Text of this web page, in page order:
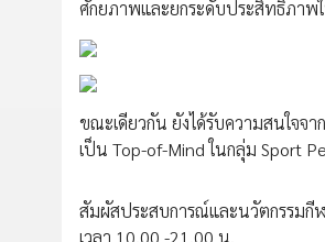
ศักยภาพและยกระดับประสิทธิภาพใ
ขณะเดียวกัน ยังได้รับความสนใจจ
เป็น Top-of-Mind ในกลุ่ม Sport
สัมผัสประสบการณ์และนวัตกรรมกี
เวลา 10.00 -21.00 น.